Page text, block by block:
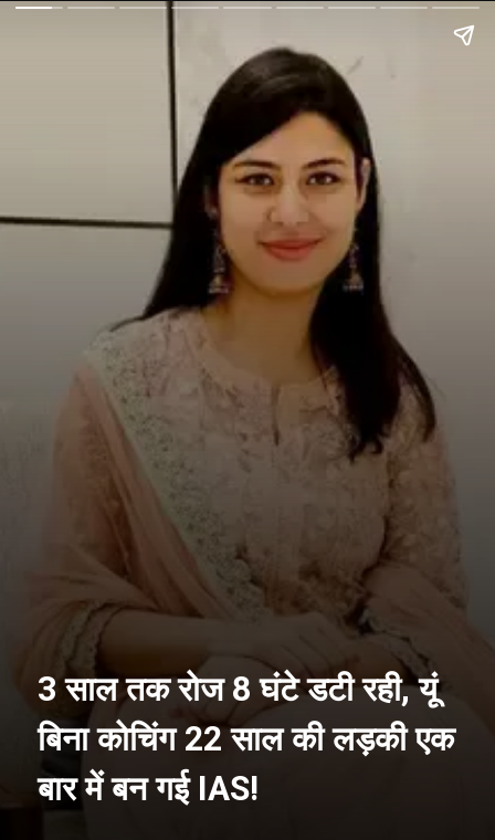
3 साल तक रोज 8 घंटे डटी रही, यूं
बिना कोचिंग 22 साल की लड़की एक
बार में बन गई IAS!